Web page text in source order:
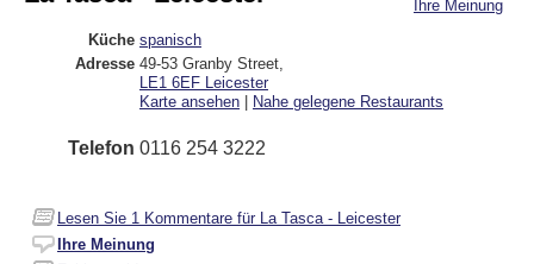
Ihre Meinung
Küche spanisch
Adresse 49-53 Granby Street
LE1 6EF Leicester
Karte ansehen | Nahe gelegene Restaurants
Telefon 0116 254 3222
Lesen Sie 1 Kommentare für La Tasca - Leicester
Ihre Meinung